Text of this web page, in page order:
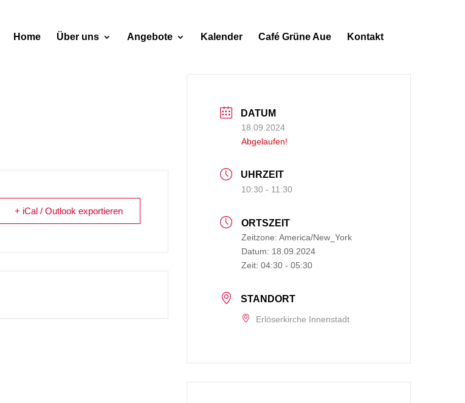
Home Über uns Angebote Kalender Café Grüne Aue Kontakt
+ iCal / Outlook exportieren
DATUM
18.09.2024
Abgelaufen!
UHRZEIT
10:30 - 11:30
ORTSZEIT
Zeitzone:America/New_York
Datum: 18.09.2024
Zeit:04:30 - 05:30
STANDORT
Erlöserkirche Innenstadt